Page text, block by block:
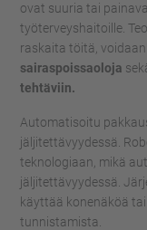
ovat suuria tai
työterveyshaitoille.
raskaita töitä,
sairaspoissaoloja
tehtäviin.
Automatisoitu
jäljitettävyydessä.
teknologiaan, mikä
jäljitettävyydessä.
käyttää konenäköä
tunnistamista.